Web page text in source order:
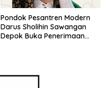
Pondok Pesantren Modern
Darus Sholihin Sawangan
Depok Buka Penerimaan